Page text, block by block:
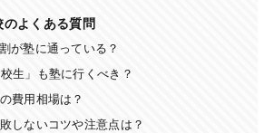
よくある質問
が塾に通っている？
校生」も塾に行くべき？
費用相場は？
しないコツや注意点は？